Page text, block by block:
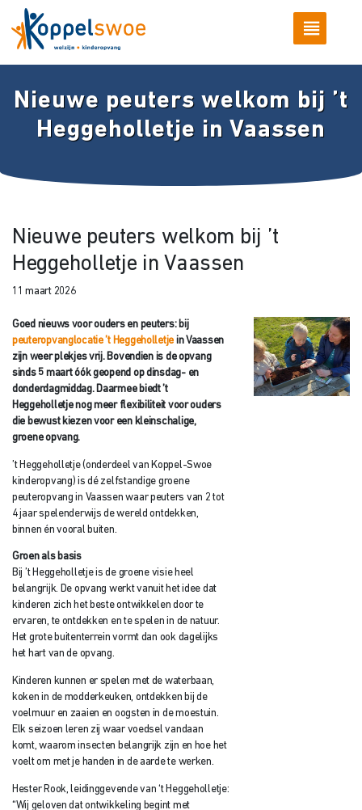
Nieuwe peuters welkom bij ’t
Heggeholletje in Vaassen
Nieuwe peuters welkom bij ’t
Heggeholletje in Vaassen
11 maart 2026
Goed nieuws voor ouders en peuters: bij
peuteropvanglocatie ’t Heggeholletje in Vaassen
zijn weer plekjes vrij. Bovendien is de opvang
sinds 5 maart óók geopend op dinsdag- en
donderdagmiddag. Daarmee biedt ’t
Heggeholletje nog meer flexibiliteit voor ouders
die bewust kiezen voor een kleinschalige,
groene opvang.
’t Heggeholletje (onderdeel van Koppel-Swoe
kinderopvang) is dé zelfstandige groene
peuteropvang in Vaassen waar peuters van 2 tot
4 jaar spelenderwijs de wereld ontdekken,
binnen én vooral buiten.
Groen als basis
Bij ’t Heggeholletje is de groene visie heel
belangrijk. De opvang werkt vanuit het idee dat
kinderen zich het beste ontwikkelen door te
ervaren, te ontdekken en te spelen in de natuur.
Het grote buitenterrein vormt dan ook dagelijks
het hart van de opvang.
Kinderen kunnen er spelen met de waterbaan,
koken in de modderkeuken, ontdekken bij de
voelmuur en zaaien en oogsten in de moestuin.
Elk seizoen leren zij waar voedsel vandaan
komt, waarom insecten belangrijk zijn en hoe het
voelt om met je handen in de aarde te werken.
Hester Rook, leidinggevende van ‘t Heggeholletje:
“Wij geloven dat ontwikkeling begint met